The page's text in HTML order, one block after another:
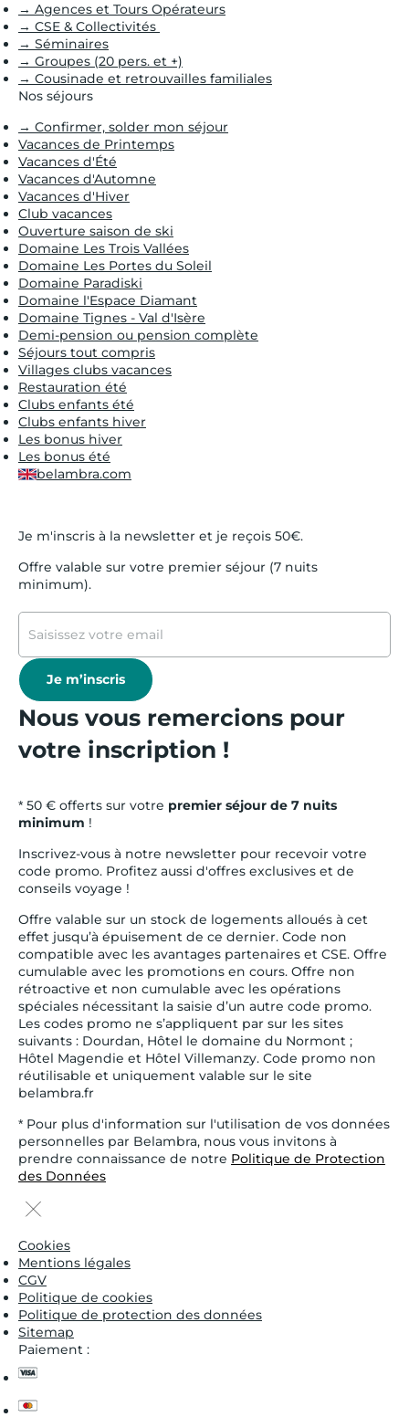
→ Agences et Tours Opérateurs
→ CSE & Collectivités
→ Séminaires
→ Groupes (20 pers. et +)
→ Cousinade et retrouvailles familiales
Nos séjours
→ Confirmer, solder mon séjour
Vacances de Printemps
Vacances d'Été
Vacances d'Automne
Vacances d'Hiver
Club vacances
Ouverture saison de ski
Domaine Les Trois Vallées
Domaine Les Portes du Soleil
Domaine Paradiski
Domaine l'Espace Diamant
Domaine Tignes - Val d'Isère
Demi-pension ou pension complète
Séjours tout compris
Villages clubs vacances
Restauration été
Clubs enfants été
Clubs enfants hiver
Les bonus hiver
Les bonus été
belambra.com
Je m'inscris à la newsletter et je reçois 50€.
Offre valable sur votre premier séjour (7 nuits
minimum).
Je m’inscris
Nous vous remercions pour
votre inscription !
* 50 € offerts sur votre premier séjour de 7 nuits
minimum !
Inscrivez-vous à notre newsletter pour recevoir votre
code promo. Profitez aussi d'offres exclusives et de
conseils voyage !
Offre valable sur un stock de logements alloués à cet
effet jusqu’à épuisement de ce dernier. Code non
compatible avec les avantages partenaires et CSE. Offre
cumulable avec les promotions en cours. Offre non
rétroactive et non cumulable avec les opérations
spéciales nécessitant la saisie d’un autre code promo.
Les codes promo ne s’appliquent par sur les sites
suivants : Dourdan, Hôtel le domaine du Normont ;
Hôtel Magendie et Hôtel Villemanzy. Code promo non
réutilisable et uniquement valable sur le site
belambra.fr
* Pour plus d'information sur l'utilisation de vos données
personnelles par Belambra, nous vous invitons à
prendre connaissance de notre Politique de Protection
des Données
Cookies
Mentions légales
CGV
Politique de cookies
Politique de protection des données
Sitemap
Paiement :
visa
master